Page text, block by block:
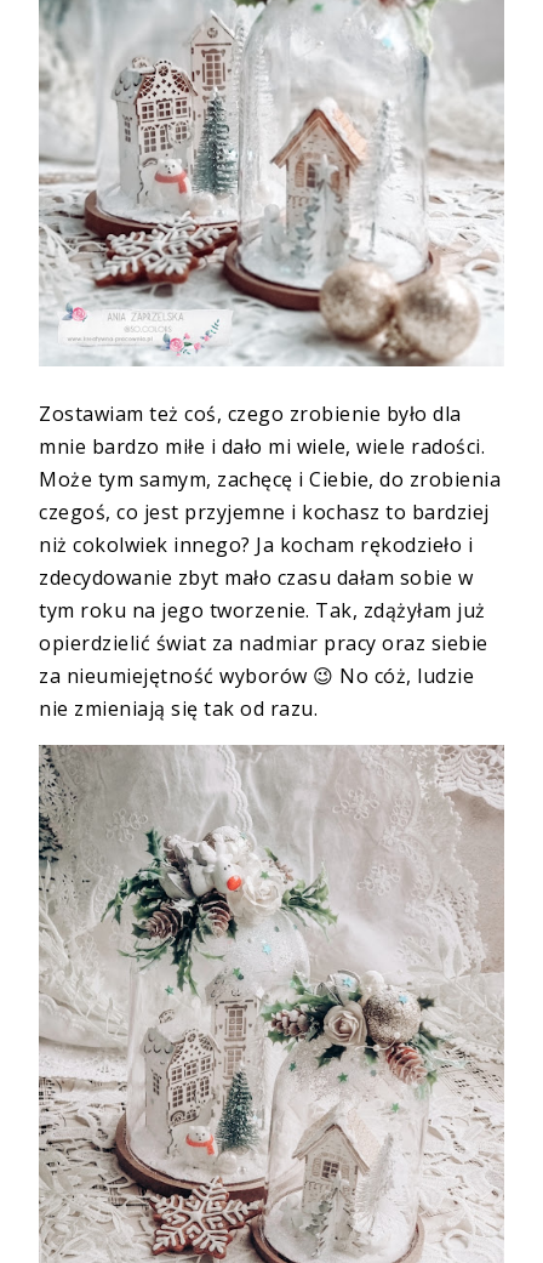
Zostawiam też coś, czego zrobienie było dla
mnie bardzo miłe i dało mi wiele, wiele radości.
Może tym samym, zachęcę i Ciebie, do zrobienia
czegoś, co jest przyjemne i kochasz to bardziej
niż cokolwiek innego? Ja kocham rękodzieło i
zdecydowanie zbyt mało czasu dałam sobie w
tym roku na jego tworzenie. Tak, zdążyłam już
opierdzielić świat za nadmiar pracy oraz siebie
za nieumiejętność wyborów 😉 No cóż, ludzie
nie zmieniają się tak od razu.